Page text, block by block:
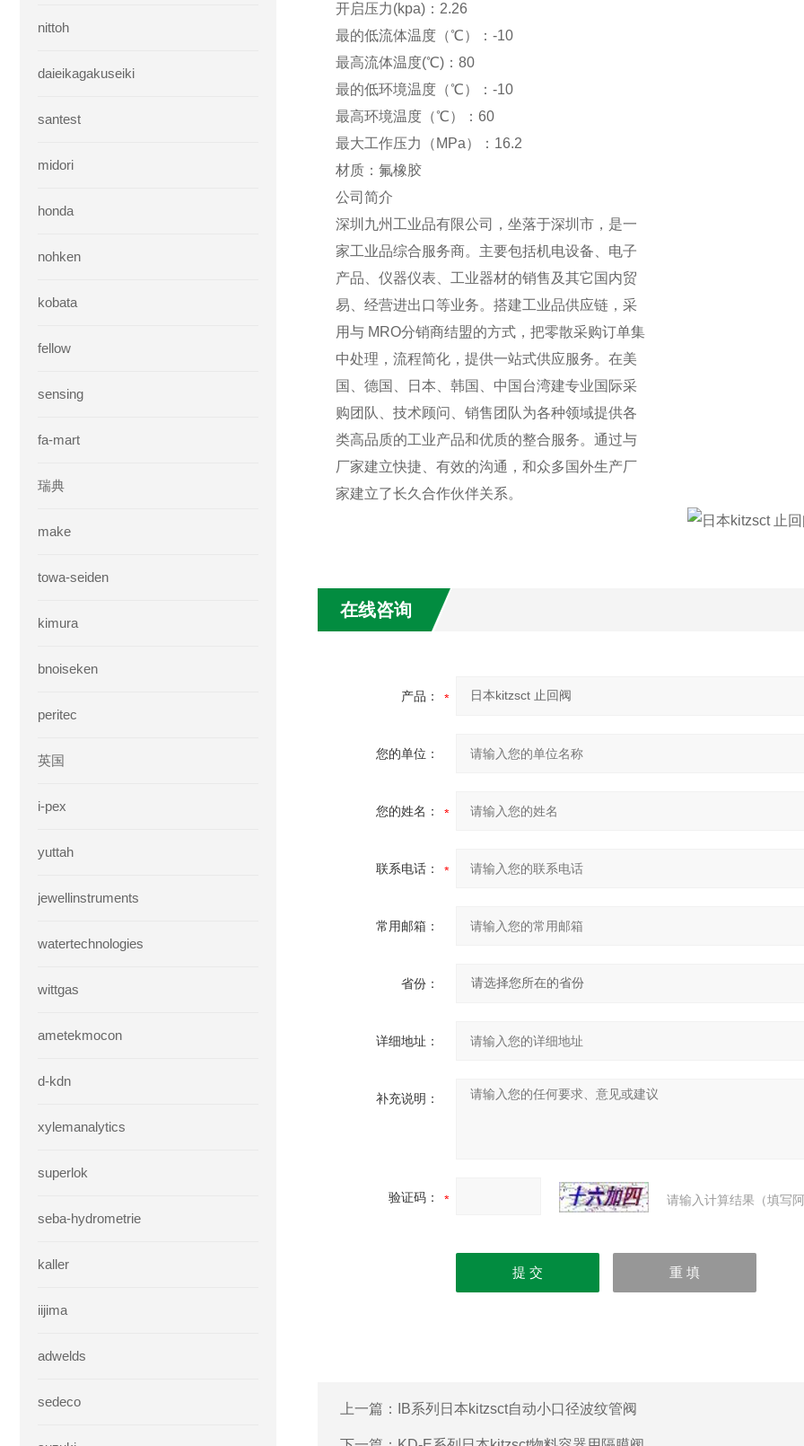
nittoh
daieikagakuseiki
santest
midori
honda
nohken
kobata
fellow
sensing
fa-mart
瑞典
make
towa-seiden
kimura
bnoiseken
peritec
英国
i-pex
yuttah
jewellinstruments
watertechnologies
wittgas
ametekmocon
d-kdn
xylemanalytics
superlok
seba-hydrometrie
kaller
iijima
adwelds
sedeco
开启压力(kpa)：2.26
最的低流体温度（℃）：-10
最高流体温度(℃)：80
最的低环境温度（℃）：-10
最高环境温度（℃）：60
最大工作压力（MPa）：16.2
材质：氟橡胶
公司简介
深圳九州工业品有限公司，坐落于深圳市，是一
家工业品综合服务商。主要包括机电设备、电子
产品、仪器仪表、工业器材的销售及其它国内贸
易、经营进出口等业务。搭建工业品供应链，采
用与 MRO分销商结盟的方式，把零散采购订单集
中处理，流程简化，提供一站式供应服务。在美
国、德国、日本、韩国、中国台湾建专业国际采
购团队、技术顾问、销售团队为各种领域提供各
类高品质的工业产品和优质的整合服务。通过与
厂家建立快捷、有效的沟通，和众多国外生产厂
家建立了长久合作伙伴关系。
在线咨询
产品：
您的单位：
您的姓名：
联系电话：
常用邮箱：
省份：
详细地址：
补充说明：
验证码： 请输入计算结果（填写
上一篇： IB系列日本kitzsct自动小口径波纹管阀